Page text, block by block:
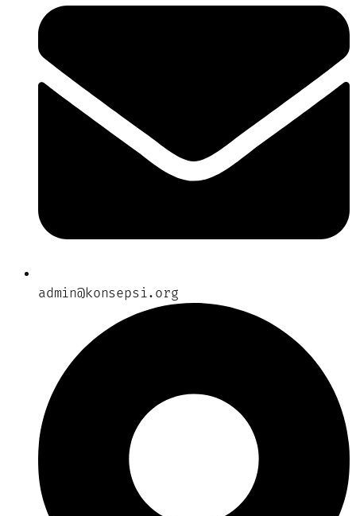
admin@konsepsi.org